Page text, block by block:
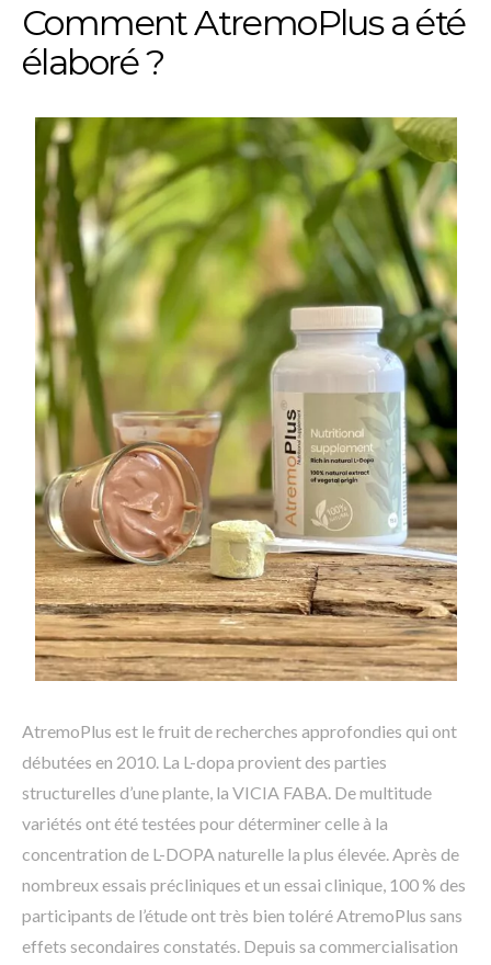
Comment AtremoPlus a été
élaboré ?
AtremoPlus est le fruit de recherches approfondies qui ont
débutées en 2010. La L-dopa provient des parties
structurelles d’une plante, la VICIA FABA. De multitude
variétés ont été testées pour déterminer celle à la
concentration de L-DOPA naturelle la plus élevée. Après de
nombreux essais précliniques et un essai clinique, 100 % des
participants de l’étude ont très bien toléré AtremoPlus sans
effets secondaires constatés. Depuis sa commercialisation